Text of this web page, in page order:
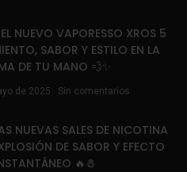
EL NUEVO VAPORESSO XROS 5
SABOR Y ESTILO EN LA
DE TU MANO 💨✨
de 2025 Sin comentarios
NUEVAS SALES DE NICOTINA
DE SABOR Y EFECTO
🔥🧂